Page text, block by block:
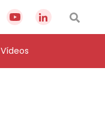
Vídeos